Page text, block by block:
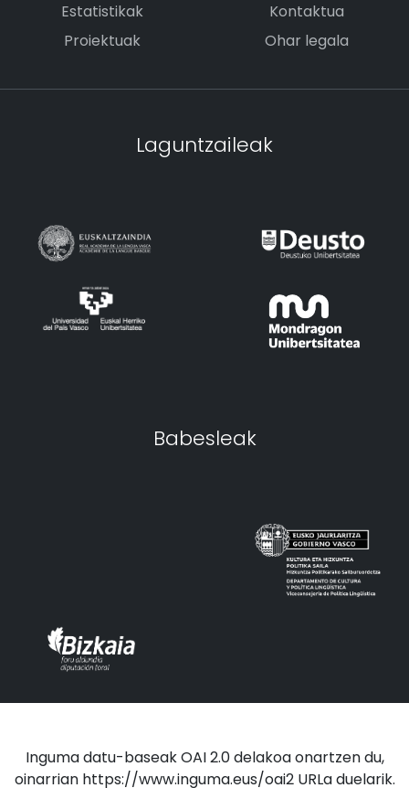
Estatistikak
Proiektuak
Kontaktua
Ohar legala
Laguntzaileak
Babesleak
Inguma datu-baseak OAI 2.0 delakoa onartzen du,
oinarrian https://www.inguma.eus/oai2 URLa duelarik.